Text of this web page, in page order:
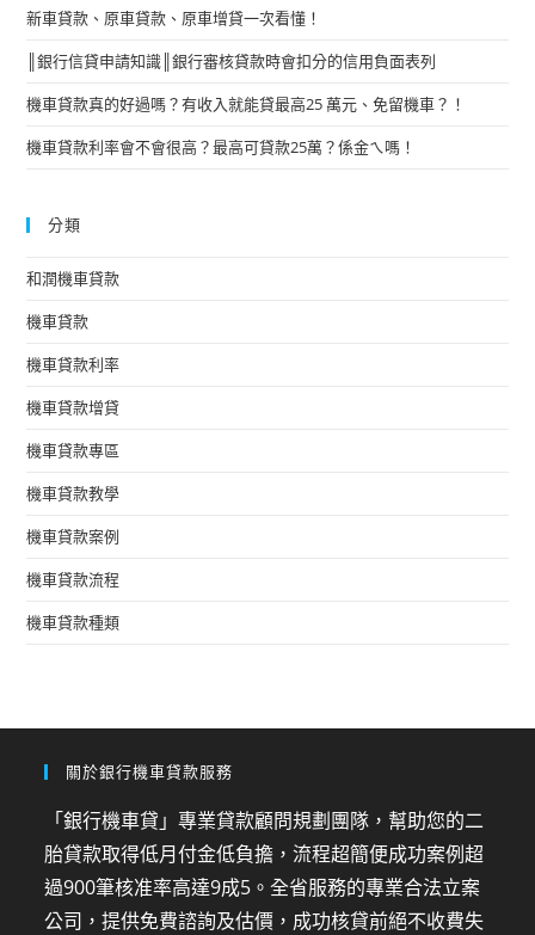
新車貸款、原車貸款、原車增貸一次看懂！
║銀行信貸申請知識║銀行審核貸款時會扣分的信用負面表列
機車貸款真的好過嗎？有收入就能貸最高25 萬元、免留機車？！
機車貸款利率會不會很高？最高可貸款25萬？係金ㄟ嗎！
分類
和潤機車貸款
機車貸款
機車貸款利率
機車貸款增貸
機車貸款專區
機車貸款教學
機車貸款案例
機車貸款流程
機車貸款種類
關於銀行機車貸款服務
「銀行機車貸」專業貸款顧問規劃團隊，幫助您的二
胎貸款取得低月付金低負擔，流程超簡便成功案例超
過900筆核准率高達9成5。全省服務的專業合法立案
公司，提供免費諮詢及估價，成功核貸前絕不收費失